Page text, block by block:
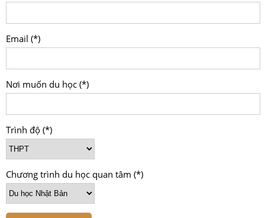
Email (*)
Nơi muốn du học (*)
Trình độ (*)
Chương trình du học quan tâm (*)